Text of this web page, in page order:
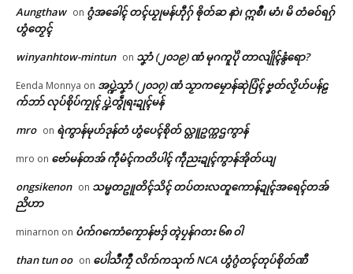
Related
Aungthaw on ဂွံအခေါၚ် တၚ်ယၟုမန်ဟီုဂှ် ၜိုတ်ဆ နာဲ၊ ဣစဳ၊ မာံ၊ မိ တံဓဝ်ရဂှ်
ဟွံတၟေၚ်
winyanhtow-mintun on သၞာံ (၂၀၁၉) ဏံ မုဂကူပိုဲ တာလျိုၚ်နွံရော?
Eenda Monnya on အပ္ဍဲသၞာံ (၂၀၁၇) ဏံ သၟာကမၠောန်ဆုဲပြံၚ် ဗၞတ်လၟိဟ်ပန်ဠ
က်ဘာ် လုပ်စိုပ်ကၠုၚ် ပ္ဍဲတွဵုရးဍုၚ်မန်
mro on ရဲကွာန်မုဟ်ဒုန်တံ ဟွံပေၚ်စိုတ် လ္တူဥက္ကဌကွာန်
mro on ဗော်မန်တအ် ကဵုမံၚ်ကတိပါၚ် ကဵုညးဍုၚ်ကွာန်အိုတ်ယျ
ongsikenon on သမ္မတဥူတိၚ်သိၚ် တပ်တးလတူကောန်ဍုၚ်အရေၚ်တအ်
ညိဟာ
minarnon on ပံက်ဂကောံကၠောန်ဗဒှ် တ္ၚဲပၠန်ဂတး ၆၈ ဝါ
than tun oo on ပေါဲသဳကၠဳ လိက်ကသုက် NCA ဟွံဂွံတၚ်တုပ်စိုတ်ဏီ